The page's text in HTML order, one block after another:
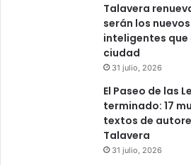
Talavera
serán los
inteligentes
ciudad
31 julio, 2026
El Paseo de las
terminado: 17
textos de
Talavera
31 julio, 2026